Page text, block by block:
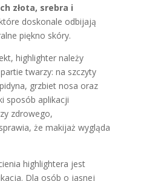
złota, srebra i
doskonale odbijają
piękno skóry.
highlighter należy
twarzy: na szczyty
grzbiet nosa oraz
sposób aplikacji
zdrowego,
że makijaż wygląda
highlightera jest
Dla osób o jasnej